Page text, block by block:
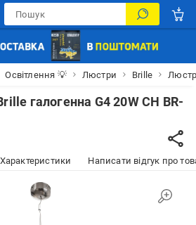
Освітлення 💡 Люстри Brille
галогенна G4 20W CH BR-
Характеристики Написати відгук про